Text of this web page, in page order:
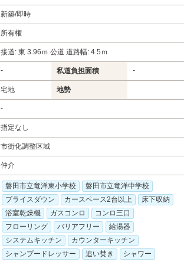
新築/即時
所有権
接道: 東 3.96ｍ 公道 道路幅: 4.5ｍ
- 私道負担面積 -
宅地 地勢
-
指定なし
市街化調整区域
仲介
磐田市立竜洋東小学校
磐田市立竜洋中学校
プライスダウン
カースペース2台以上
床下収納
浴室乾燥機
ガスコンロ
コンロ三口
フローリング
バリアフリー
給湯器
システムキッチン
カウンターキッチン
シャンプードレッサー
追い焚き
シャワー